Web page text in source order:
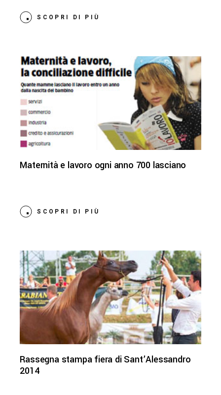
SCOPRI DI PIÙ
Maternità e lavoro ogni anno 700 lasciano
SCOPRI DI PIÙ
Rassegna stampa fiera di Sant’Alessandro
2014